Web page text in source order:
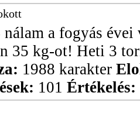
nálam a fogyás
35 kg-ot! Heti 3
1988 karakter
101 Értékelés: